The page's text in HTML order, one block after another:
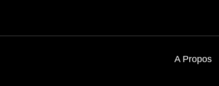
A Propos